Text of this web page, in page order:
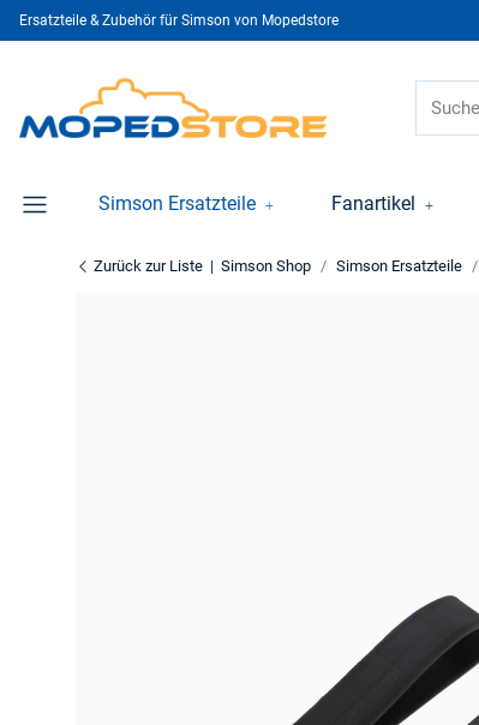
Ersatzteile & Zubehör für Simson von Mopedstore
Simson Ersatzteile Fanartikel
Zurück zur Liste Simson Shop Simson Ersatzteile